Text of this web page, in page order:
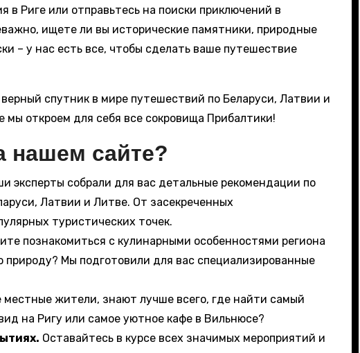
в Риге или отправьтесь на поиски приключений в
ищете ли вы исторические памятники, природные
– у нас есть все, чтобы сделать ваше путешествие
спутник в мире путешествий по Беларуси, Латвии и
откроем для себя все сокровища Прибалтики!
нашем сайте?
эксперты собрали для вас детальные рекомендации по
Латвии и Литве. От засекреченных
туристических точек.
познакомиться с кулинарными особенностями региона
природу? Мы подготовили для вас специализированные
местные жители, знают лучше всего, где найти самый
на Ригу или самое уютное кафе в Вильнюсе?
Оставайтесь в курсе всех значимых мероприятий и